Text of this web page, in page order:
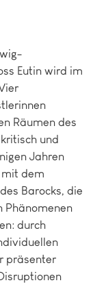
Eutin wird im
Räumen des
und
Jahren
mit dem
Barocks, die
Phänomenen
durch
präsenter